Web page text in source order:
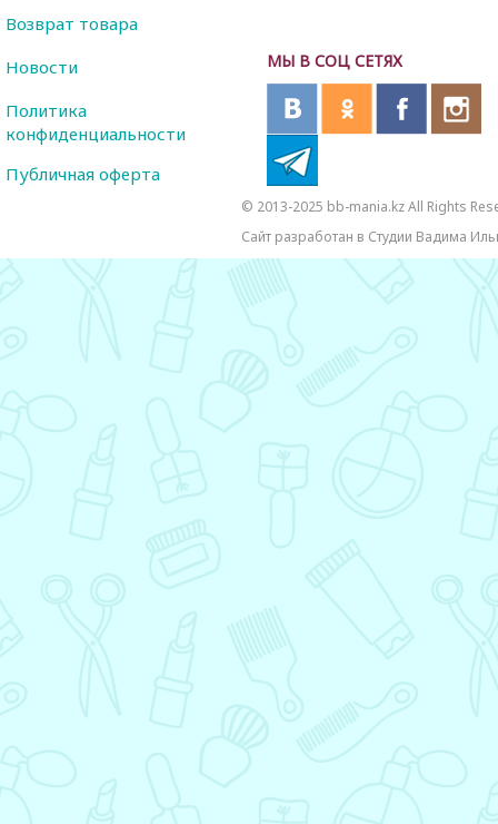
МЫ В СОЦ СЕТЯХ
Возврат товара
Новости
Политика
конфиденциальности
Публичная оферта
© 2013-2025 bb-mania.kz All Rights
Сайт разработан в Студии Вадима